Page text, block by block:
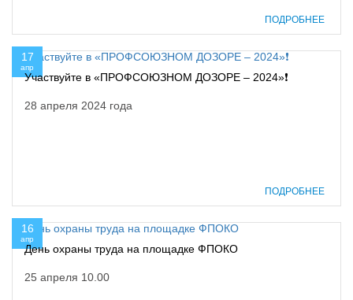
ПОДРОБНЕЕ
17
апр
Участвуйте в «ПРОФСОЮЗНОМ ДОЗОРЕ – 2024»❗
28 апреля 2024 года
ПОДРОБНЕЕ
16
апр
День охраны труда на площадке ФПОКО
25 апреля 10.00